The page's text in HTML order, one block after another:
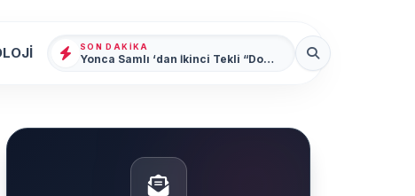
SON DAKIKA
Yonca Samlı ‘dan İkinci Tekli “Donacaksın Sevgilim “ yayımlandı